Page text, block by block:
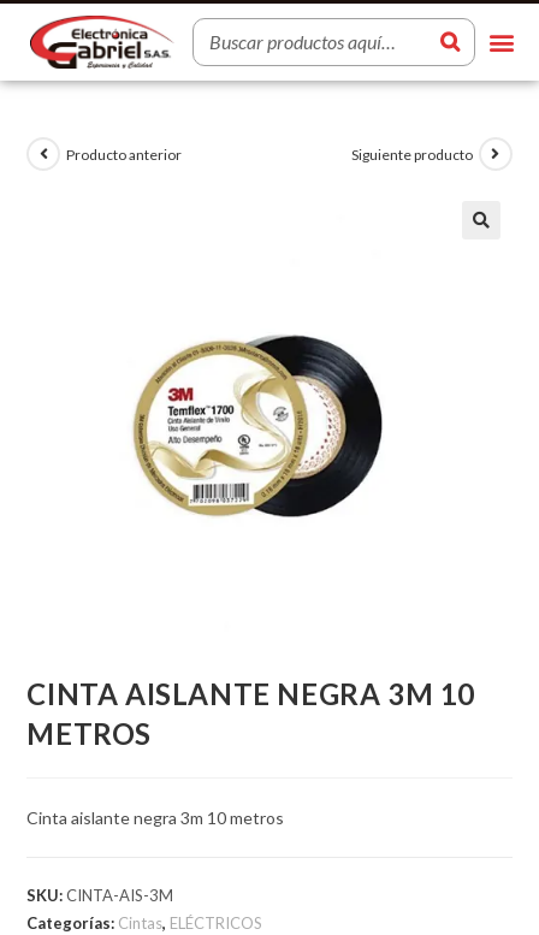
Producto anterior Siguiente producto
CINTA AISLANTE NEGRA 3M 10
METROS
Cinta aislante negra 3m 10 metros
SKU:CINTA-AIS-3M
Categorías: Cintas, ELÉCTRICOS